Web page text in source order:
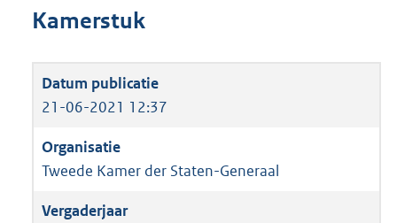
Kamerstuk
21-06-2021 12:37
Tweede Kamer der Staten-Generaal